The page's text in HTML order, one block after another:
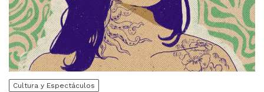
Cultura y Espectáculos